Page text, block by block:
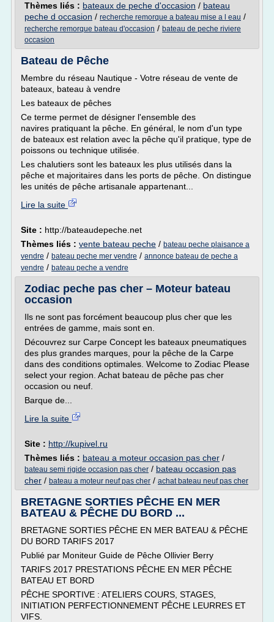
Thèmes liés : bateaux de peche d'occasion / bateau
peche d occasion / recherche remorque a bateau mise a l eau /
recherche remorque bateau d'occasion / bateau de peche riviere
occasion
Bateau de Pêche
Membre du réseau Nautique - Votre réseau de vente de
bateaux, bateau à vendre
Les bateaux de pêches
Ce terme permet de désigner l'ensemble des
navires pratiquant la pêche. En général, le nom d'un type
de bateaux est relation avec la pêche qu'il pratique, type de
poissons ou technique utilisée.
Les chalutiers sont les bateaux les plus utilisés dans la
pêche et majoritaires dans les ports de pêche. On distingue
les unités de pêche artisanale appartenant...
Lire la suite
Site : http://bateaudepeche.net
Thèmes liés : vente bateau peche / bateau peche plaisance a
vendre / bateau peche mer vendre / annonce bateau de peche a
vendre / bateau peche a vendre
Zodiac peche pas cher – Moteur bateau
occasion
Ils ne sont pas forcément beaucoup plus cher que les
entrées de gamme, mais sont en.
Découvrez sur Carpe Concept les bateaux pneumatiques
des plus grandes marques, pour la pêche de la Carpe
dans des conditions optimales. Welcome to Zodiac Please
select your region. Achat bateau de pêche pas cher
occasion ou neuf.
Barque de...
Lire la suite
Site : http://kupivel.ru
Thèmes liés : bateau a moteur occasion pas cher /
bateau semi rigide occasion pas cher / bateau occasion pas
cher / bateau a moteur neuf pas cher / achat bateau neuf pas cher
BRETAGNE SORTIES PÊCHE EN MER
BATEAU & PÊCHE DU BORD ...
BRETAGNE SORTIES PÊCHE EN MER BATEAU & PÊCHE
DU BORD TARIFS 2017
Publié par Moniteur Guide de Pêche Ollivier Berry
TARIFS 2017 PRESTATIONS PÊCHE EN MER PÊCHE
BATEAU ET BORD
PÊCHE SPORTIVE : ATELIERS COURS, STAGES,
INITIATION PERFECTIONNEMENT PÊCHE LEURRES ET
VIFS.